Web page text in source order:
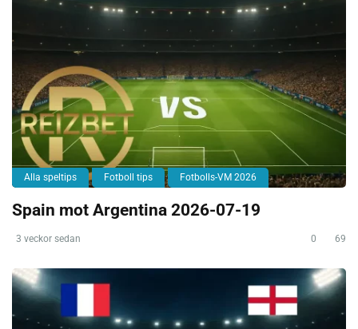
Alla speltips Fotboll tips Fotbolls-VM 2026
Spain mot Argentina 2026-07-19
3 veckor sedan 0 69